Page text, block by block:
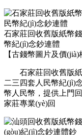
石家莊回收舊版紙幣
幣紀(jì)念鈔連體
【古錢幣圖片及價(jià)
石家莊回收舊版紙
二三四套人民幣紀
幣人民幣，提供上門回
家莊專業(yè)回